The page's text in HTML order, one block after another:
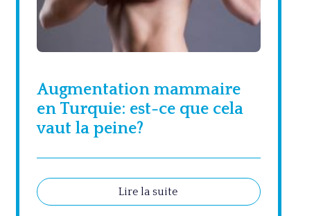
Augmentation mammaire
en Turquie: est-ce que cela
vaut la peine?
Lire la suite